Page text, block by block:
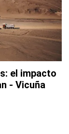
el impacto
- Vicuña